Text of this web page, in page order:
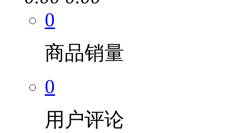
0
商品销量
0
用户评论